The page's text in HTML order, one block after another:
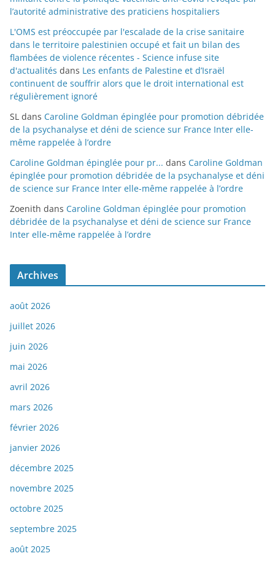
l’autorité administrative des praticiens hospitaliers
L'OMS est préoccupée par l'escalade de la crise sanitaire
dans le territoire palestinien occupé et fait un bilan des
flambées de violence récentes - Science infuse site
d'actualités dans Les enfants de Palestine et d’Israël
continuent de souffrir alors que le droit international est
régulièrement ignoré
SL dans Caroline Goldman épinglée pour promotion débridée
de la psychanalyse et déni de science sur France Inter elle-
même rappelée à l’ordre
Caroline Goldman épinglée pour pr... dans Caroline Goldman
épinglée pour promotion débridée de la psychanalyse et déni
de science sur France Inter elle-même rappelée à l’ordre
Zoenith dans Caroline Goldman épinglée pour promotion
débridée de la psychanalyse et déni de science sur France
Inter elle-même rappelée à l’ordre
Archives
août 2026
juillet 2026
juin 2026
mai 2026
avril 2026
mars 2026
février 2026
janvier 2026
décembre 2025
novembre 2025
octobre 2025
septembre 2025
août 2025